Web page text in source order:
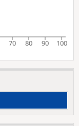
70 80 90 100